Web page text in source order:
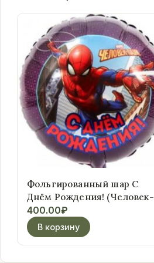
Фольгированный шар С
Днём Рождения! (Человек-
Паук)
400.00₽
В корзину